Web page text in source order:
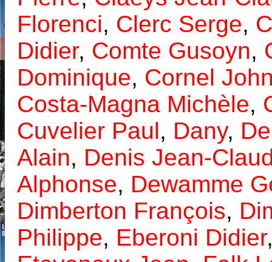
Florenci, Clerc Serge,
Didier, Comte Gusoyn,
Dominique, Cornel
Costa-Magna Michèle,
Cuvelier Paul, Dany,
Alain, Denis Jean-
Alphonse, Dewamme
Dimberton François,
Philippe, Eberoni Didier